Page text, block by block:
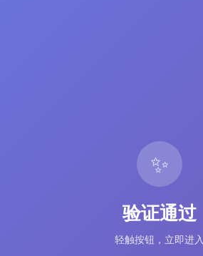
✨
验证通过
轻触按钮，立即进入